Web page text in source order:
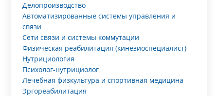
Делопроизводство
Автоматизированные системы управления и
связи
Сети связи и системы коммутации
Физическая реабилитация (кинезиоспециалист)
Нутрициология
Психолог-нутрициолог
Лечебная физкультура и спортивная медицина
Эргореабилитация